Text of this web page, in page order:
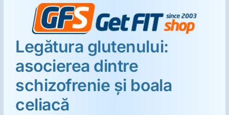
Dermatologie
Psihiatrie
Neurologie
Legătura glutenului:
asocierea dintre
schizofrenie şi boala
celiacă